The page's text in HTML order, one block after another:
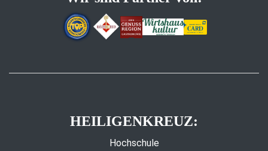
HEILIGENKREUZ:
Hochschule